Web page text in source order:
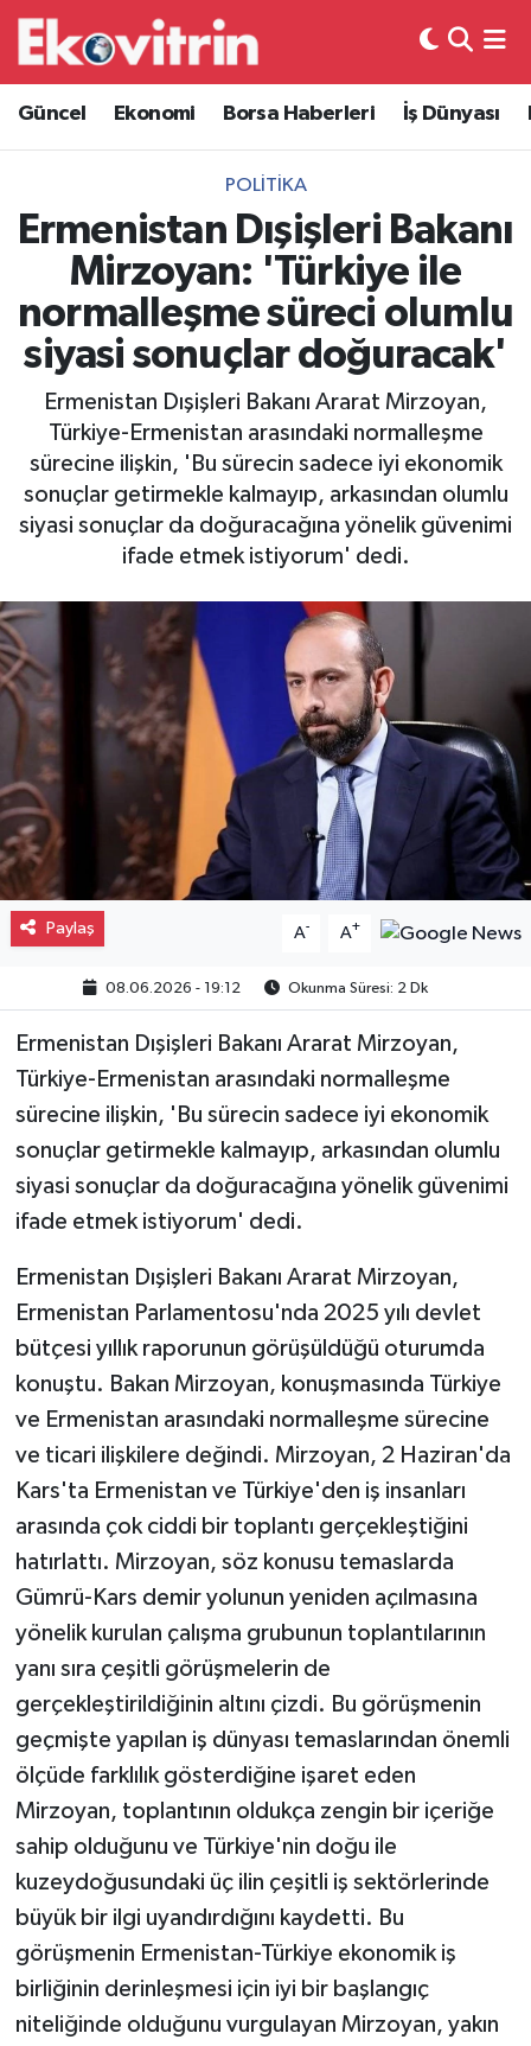
Güncel Ekonomi Borsa Haberleri İş Dünyası
POLITIKA
Ermenistan Dışişleri Bakanı
Mirzoyan: 'Türkiye ile
normalleşme süreci olumlu
siyasi sonuçlar doğuracak'
Ermenistan Dışişleri Bakanı Ararat Mirzoyan,
Türkiye-Ermenistan arasındaki normalleşme
sürecine ilişkin, 'Bu sürecin sadece iyi ekonomik
sonuçlar getirmekle kalmayıp, arkasından olumlu
siyasi sonuçlar da doğuracağına yönelik güvenimi
ifade etmek istiyorum' dedi.
Paylaş A- A+
08.06.2026 - 19:12 Okunma Süresi: 2 Dk
Ermenistan Dışişleri Bakanı Ararat Mirzoyan,
Türkiye-Ermenistan arasındaki normalleşme
sürecine ilişkin, 'Bu sürecin sadece iyi ekonomik
sonuçlar getirmekle kalmayıp, arkasından olumlu
siyasi sonuçlar da doğuracağına yönelik güvenimi
ifade etmek istiyorum' dedi.
Ermenistan Dışişleri Bakanı Ararat Mirzoyan,
Ermenistan Parlamentosu'nda 2025 yılı devlet
bütçesi yıllık raporunun görüşüldüğü oturumda
konuştu. Bakan Mirzoyan, konuşmasında Türkiye
ve Ermenistan arasındaki normalleşme sürecine
ve ticari ilişkilere değindi. Mirzoyan, 2 Haziran'da
Kars'ta Ermenistan ve Türkiye'den iş insanları
arasında çok ciddi bir toplantı gerçekleştiğini
hatırlattı. Mirzoyan, söz konusu temaslarda
Gümrü-Kars demir yolunun yeniden açılmasına
yönelik kurulan çalışma grubunun toplantılarının
yanı sıra çeşitli görüşmelerin de
gerçekleştirildiğinin altını çizdi. Bu görüşmenin
geçmişte yapılan iş dünyası temaslarından önemli
ölçüde farklılık gösterdiğine işaret eden
Mirzoyan, toplantının oldukça zengin bir içeriğe
sahip olduğunu ve Türkiye'nin doğu ile
kuzeydoğusundaki üç ilin çeşitli iş sektörlerinde
büyük bir ilgi uyandırdığını kaydetti. Bu
görüşmenin Ermenistan-Türkiye ekonomik iş
birliğinin derinleşmesi için iyi bir başlangıç
niteliğinde olduğunu vurgulayan Mirzoyan, yakın
Güncel
Ekonomi
Borsa Haberleri
İş Dünyası
Lojistik
Otovitrin
Asayiş
Magazin
Hava Durumu
Trafik Durumu
Süper Lig Puan Durumu ve Fikstür
Tüm Manşetler
Son Dakika Haberleri
Haber Arşivi